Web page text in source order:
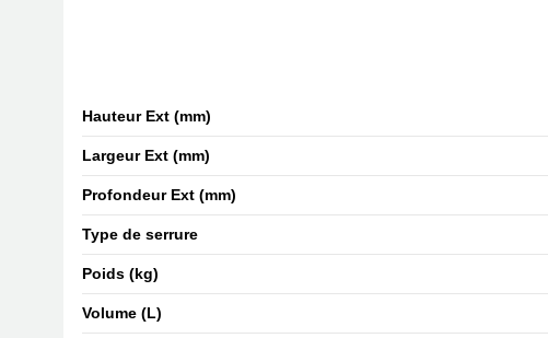
Hauteur Ext (mm)
Largeur Ext (mm)
Profondeur Ext (mm)
Type de serrure
Poids (kg)
Volume (L)